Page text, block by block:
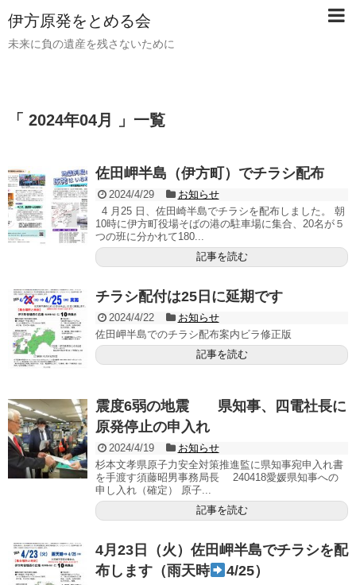
伊方原発をとめる会
未来に負の遺産を残さないために
「 2024年04月 」一覧
佐田岬半島（伊方町）でチラシ配布
2024/4/29
お知らせ
4 月25 日、佐田崎半島でチラシを配布しました。 朝
10時に伊方町役場そばの港の駐車場に集合、20名が５
つの班に分かれて180...
記事を読む
チラシ配付は25日に延期です
2024/4/22
お知らせ
佐田岬半島でのチラシ配布案内ビラ修正版
記事を読む
震度6弱の地震 県知事、四電社長に
原発停止の申入れ
2024/4/19
お知らせ
杉本文孝県原子力安全対策推進監に県知事宛申入れ書
を手渡す須藤昭男事務局長 240418愛媛県知事への
申し入れ（確定） 原子...
記事を読む
4月23日（火）佐田岬半島でチラシを配
布します（雨天時
4/25）